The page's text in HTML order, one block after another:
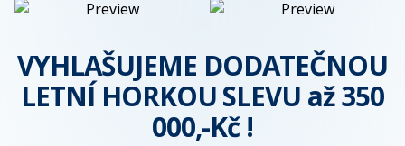
VYHLAŠUJEME DODATEČNOU
LETNÍ HORKOU SLEVU až 350
000,-Kč !